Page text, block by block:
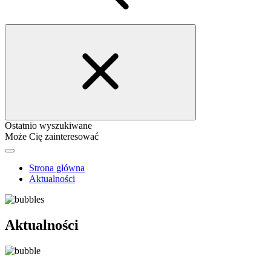
Ostatnio wyszukiwane
Może Cię zainteresować
Strona główna
Aktualności
Aktualności